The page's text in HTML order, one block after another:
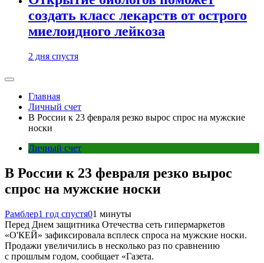
создать класс лекарств от острого
миелоидного лейкоза
2 дня спустя
Главная
Личный счет
В России к 23 февраля резко вырос спрос на мужские
носки
Личный счет
В России к 23 февраля резко вырос
спрос на мужские носки
Рамблер1 год спустя01 минуты
Перед Днем защитника Отечества сеть гипермаркетов
«О'КЕЙ» зафиксировала всплеск спроса на мужские носки.
Продажи увеличились в несколько раз по сравнению
с прошлым годом, сообщает «Газета.